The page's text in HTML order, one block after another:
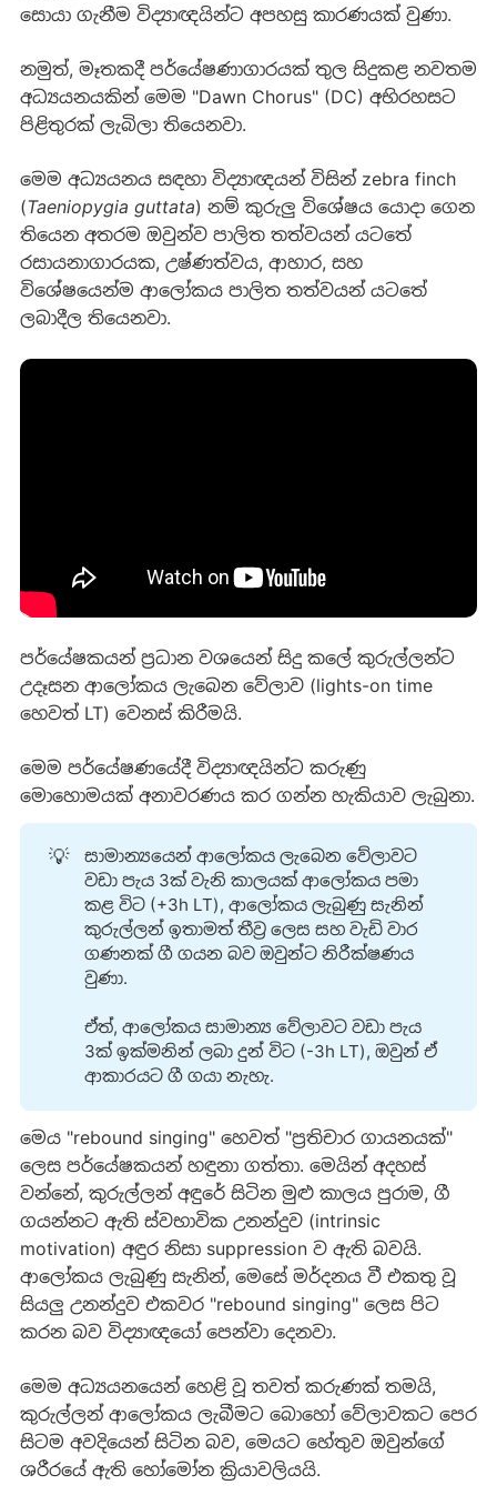
සොයා ගැනීම විද්‍යාඥයින්ට අපහසු කාරණයක් වුණා.
නමුත්, මෑතකදී පර්යේෂණාගාරයක් තුල සිදුකළ නවතම
අධ්‍යයනයකින් මෙම "Dawn Chorus" (DC) අභිරහසට
පිළිතුරක් ලැබිලා තියෙනවා.
මෙම අධ්‍යයනය සඳහා විද්‍යාඥයන් විසින් zebra finch
(Taeniopygia guttata) නම් කුරුලු විශේෂය යොදා ගෙන
තියෙන අතරම ඔවුන්ව පාලිත තත්වයන් යටතේ
රසායනාගාරයක, උෂ්ණත්වය, ආහාර, සහ
විශේෂයෙන්ම ආලෝකය පාලිත තත්වයන් යටතේ
ලබාදීල තියෙනවා.
පර්යේෂකයන් ප්‍රධාන වශයෙන් සිදු කලේ කුරුල්ලන්ට
උදෑසන ආලෝකය ලැබෙන වේලාව (lights-on time
හෙවත් LT) වෙනස් කිරීමයි.
මෙම පර්යේෂණයේදී විද්‍යාඥයින්ට කරුණු
මොහොමයක් අනාවරණය කර ගන්න හැකියාව ලැබුනා.
💡
සාමාන්‍යයෙන් ආලෝකය ලැබෙන වේලාවට
වඩා පැය 3ක් වැනි කාලයක් ආලෝකය පමා
කළ විට (+3h LT), ආලෝකය ලැබුණු සැනින්
කුරුල්ලන් ඉතාමත් තීව්‍ර ලෙස සහ වැඩි වාර
ගණනක් ගී ගයන බව ඔවුන්ට නිරීක්ෂණය
වුණා.
ඒත්, ආලෝකය සාමාන්‍ය වේලාවට වඩා පැය
3ක් ඉක්මනින් ලබා දුන් විට (-3h LT), ඔවුන් ඒ
ආකාරයට ගී ගයා නැහැ.
මෙය "rebound singing" හෙවත් "ප්‍රතිචාර ගායනයක්"
ලෙස පර්යේෂකයන් හඳුනා ගත්තා. මෙයින් අදහස්
වන්නේ, කුරුල්ලන් අඳුරේ සිටින මුළු කාලය පුරාම, ගී
ගයන්නට ඇති ස්වභාවික උනන්දුව (intrinsic
motivation) අඳුර නිසා suppression ව ඇති බවයි.
ආලෝකය ලැබුණු සැනින්, මෙසේ මර්දනය වී එකතු වූ
සියලු උනන්දුව එකවර "rebound singing" ලෙස පිට
කරන බව විද්‍යාඥයෝ පෙන්වා දෙනවා.
මෙම අධ්‍යයනයෙන් හෙළි වූ තවත් කරුණක් තමයි,
කුරුල්ලන් ආලෝකය ලැබීමට බොහෝ වේලාවකට පෙර
සිටම අවදියෙන් සිටින බව, මෙයට හේතුව ඔවුන්ගේ
ශරීරයේ ඇති හෝමෝන ක්‍රියාවලියයි.